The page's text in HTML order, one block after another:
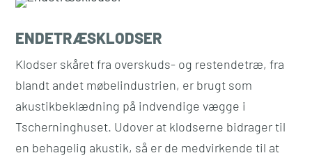
ENDETRÆSKLODSER
Klodser skåret fra overskuds- og restendetræ, fra
blandt andet møbelindustrien, er brugt som
akustikbeklædning på indvendige vægge i
Tscherninghuset. Udover at klodserne bidrager til
en behagelig akustik, så er de medvirkende til at